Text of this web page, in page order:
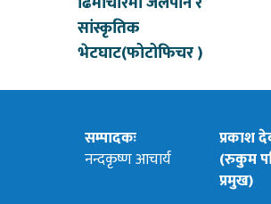
सांस्कृतिक
भेटघाट(फोटोफिचर )
सम्पादकः
नन्दकृष्ण आचार्य
प्रकाश
(रुकुम
प्रमुख)